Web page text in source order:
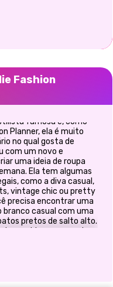
Fashion
famosa e, como
Planner, ela é muito
no qual gosta de
com um novo e
uma ideia de roupa
Ela tem algumas
como a diva casual,
vintage chic ou pretty
precisa encontrar uma
casual com uma
pretos de salto alto.
combinar um par de
preta. Divirta-se
Planner!